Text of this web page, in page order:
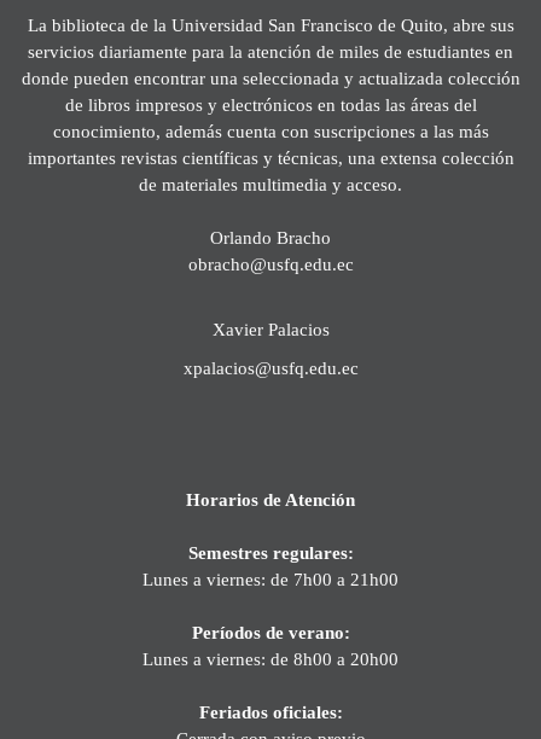
La biblioteca de la Universidad San Francisco de Quito, abre sus
servicios diariamente para la atención de miles de estudiantes en
donde pueden encontrar una seleccionada y actualizada colección
de libros impresos y electrónicos en todas las áreas del
conocimiento, además cuenta con suscripciones a las más
importantes revistas científicas y técnicas, una extensa colección
de materiales multimedia y acceso.
Orlando Bracho
obracho@usfq.edu.ec
Xavier Palacios
xpalacios@usfq.edu.ec
Horarios de Atención
Semestres regulares:
Lunes a viernes: de 7h00 a 21h00
Períodos de verano:
Lunes a viernes: de 8h00 a 20h00
Feriados oficiales: